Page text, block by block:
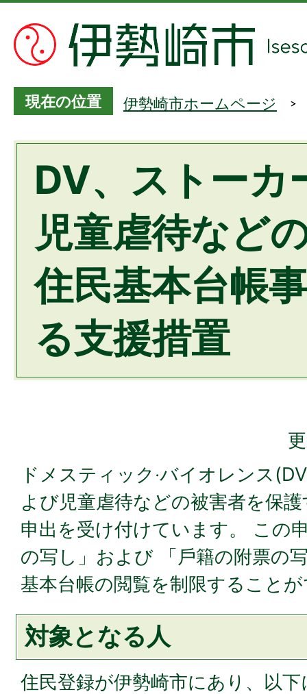
現在の位置 伊勢崎市ホームページ
DV、ストーカ
児童虐待など
住⺠基本台帳
る⽀援措置
ドメスティック‧バイオレンス
よび児童虐待などの被害者を保
申出を受け付けています。 この
の写し」および 「⼾籍の附票の
基本台帳の閲覧を制限すること
対象となる人
住民登録が伊勢崎市にあり、以